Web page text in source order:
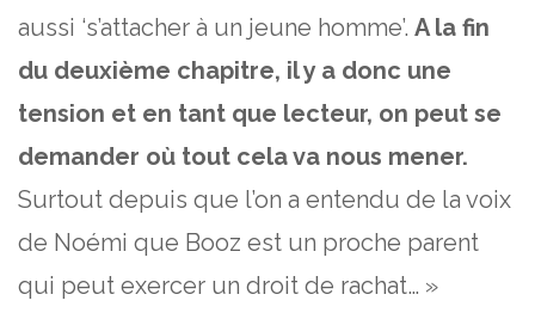
aussi ‘s’attacher à un jeune homme’. A la fin
du deuxième chapitre, il y a donc une
tension et en tant que lecteur, on peut se
demander où tout cela va nous mener.
Surtout depuis que l’on a entendu de la voix
de Noémi que Booz est un proche parent
qui peut exercer un droit de rachat… »